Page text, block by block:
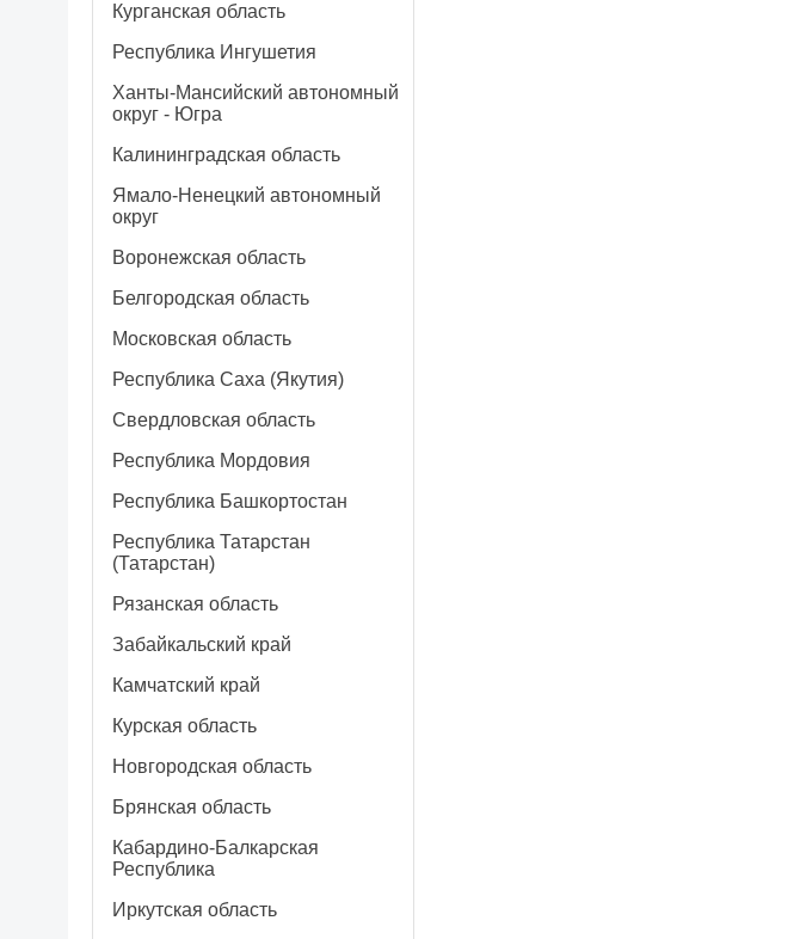
Курганская область
Республика Ингушетия
Ханты-Мансийский автономный
округ - Югра
Калининградская область
Ямало-Ненецкий автономный
округ
Воронежская область
Белгородская область
Московская область
Республика Саха (Якутия)
Свердловская область
Республика Мордовия
Республика Башкортостан
Республика Татарстан
(Татарстан)
Рязанская область
Забайкальский край
Камчатский край
Курская область
Новгородская область
Брянская область
Кабардино-Балкарская
Республика
Иркутская область